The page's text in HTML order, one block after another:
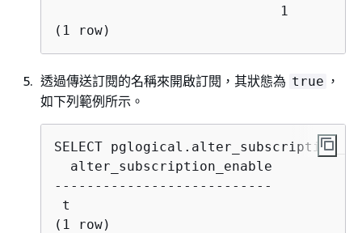
                            1
(1 row)
透過傳送訂閱的名稱來開啟訂閱，其狀態為 true ，
如下列範例所示。
  alter_subscription_enable
---------------------------
t
(1 row)